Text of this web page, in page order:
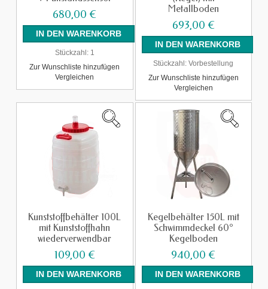
680,00 €
Stückzahl:1
Zur Wunschliste hinzufügen
Vergleichen
Metallboden
693,00 €
Stückzahl: Vorbestellung
Zur Wunschliste hinzufügen
Vergleichen
Kunststoffbehälter 100L
mit Kunststoffhahn
wiederverwendbar
109,00 €
Kegelbehälter 150L mit
Schwimmdeckel 60°
Kegelboden
940,00 €